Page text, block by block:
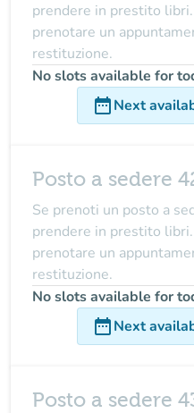
prendere in prestito
prenotare un
restituzione.
No slots available for
date_rangeNext
Posto a sedere
Se prenoti un posto a
prendere in prestito
prenotare un
restituzione.
No slots available for
date_rangeNext
Posto a sedere